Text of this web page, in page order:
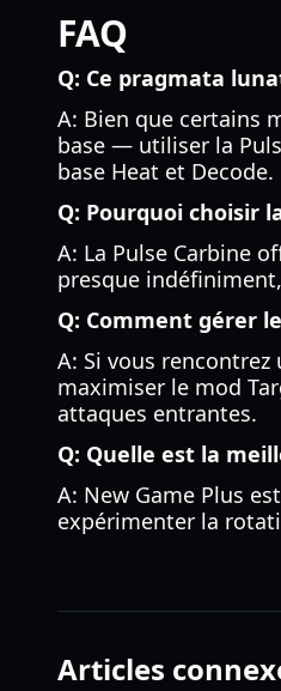
FAQ
Q: Ce pragmata
A: Bien que certains
base — utiliser la
base Heat et Decode.
Q: Pourquoi choisir
A: La Pulse Carbine
presque
Q: Comment gérer
A: Si vous
maximiser le mod
attaques entrantes.
Q: Quelle est la
A: New Game Plus
expérimenter la
Articles